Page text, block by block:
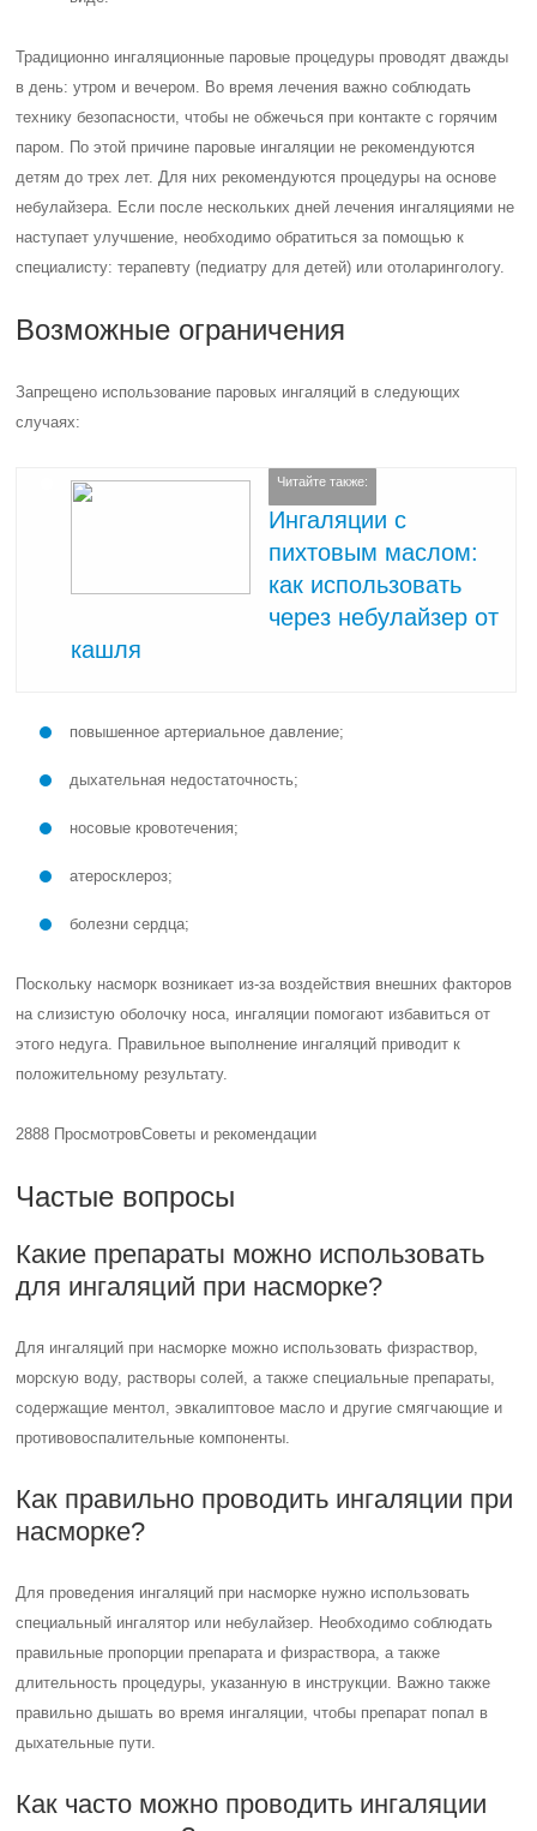
Традиционно ингаляционные паровые процедуры проводят дважды
в день: утром и вечером. Во время лечения важно соблюдать
технику безопасности, чтобы не обжечься при контакте с горячим
паром. По этой причине паровые ингаляции не рекомендуются
детям до трех лет. Для них рекомендуются процедуры на основе
небулайзера. Если после нескольких дней лечения ингаляциями не
наступает улучшение, необходимо обратиться за помощью к
специалисту: терапевту (педиатру для детей) или отоларингологу.
Возможные ограничения
Запрещено использование паровых ингаляций в следующих
случаях:
Читайте также:
Ингаляции с
пихтовым маслом:
как использовать
через небулайзер от
кашля
повышенное артериальное давление;
дыхательная недостаточность;
носовые кровотечения;
атеросклероз;
болезни сердца;
Поскольку насморк возникает из-за воздействия внешних факторов
на слизистую оболочку носа, ингаляции помогают избавиться от
этого недуга. Правильное выполнение ингаляций приводит к
положительному результату.
2888 ПросмотровСоветы и рекомендации
Частые вопросы
Какие препараты можно использовать
для ингаляций при насморке?
Для ингаляций при насморке можно использовать физраствор,
морскую воду, растворы солей, а также специальные препараты,
содержащие ментол, эвкалиптовое масло и другие смягчающие и
противовоспалительные компоненты.
Как правильно проводить ингаляции при
насморке?
Для проведения ингаляций при насморке нужно использовать
специальный ингалятор или небулайзер. Необходимо соблюдать
правильные пропорции препарата и физраствора, а также
длительность процедуры, указанную в инструкции. Важно также
правильно дышать во время ингаляции, чтобы препарат попал в
дыхательные пути.
Как часто можно проводить ингаляции